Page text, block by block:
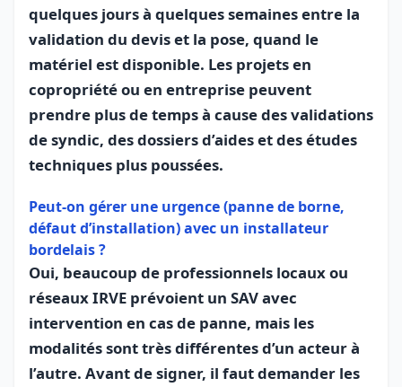
quelques jours à quelques semaines entre la
validation du devis et la pose, quand le
matériel est disponible. Les projets en
copropriété ou en entreprise peuvent
prendre plus de temps à cause des validations
de syndic, des dossiers d’aides et des études
techniques plus poussées.
Peut-on gérer une urgence (panne de borne,
défaut d’installation) avec un installateur
bordelais ?
Oui, beaucoup de professionnels locaux ou
réseaux IRVE prévoient un SAV avec
intervention en cas de panne, mais les
modalités sont très différentes d’un acteur à
l’autre. Avant de signer, il faut demander les